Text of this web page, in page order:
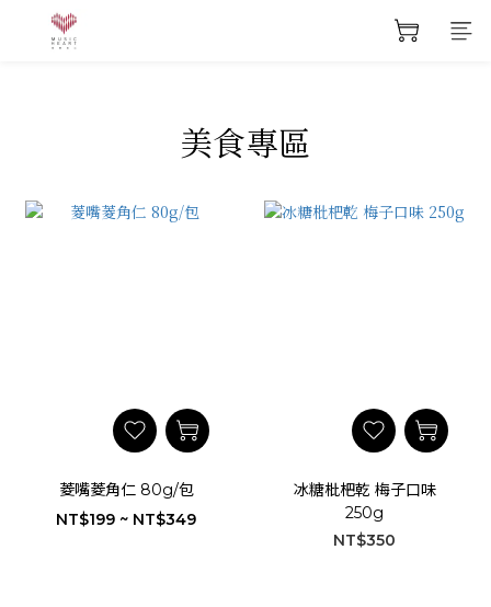
美食專區
菱嘴菱角仁 80g/包
NT$199 ~ NT$349
冰糖枇杷乾 梅子口味
250g
NT$350